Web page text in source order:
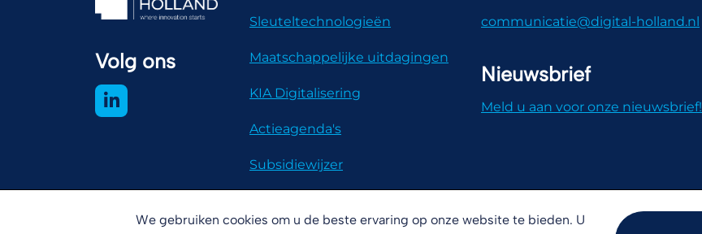
We gebruiken cookies om u de beste ervaring op onze website te bieden. U
Volg ons
Sleuteltechnologieën
Maatschappelijke uitdagingen
KIA Digitalisering
Actieagenda's
Subsidiewijzer
communicatie@digital-holland.nl
Nieuwsbrief
Meld u aan voor onze nieuwsbrief!